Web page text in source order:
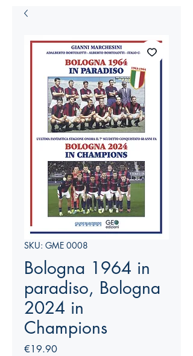
SKU: GME 0008
Bologna 1964 in
paradiso, Bologna
2024 in
Champions
€19.90Price